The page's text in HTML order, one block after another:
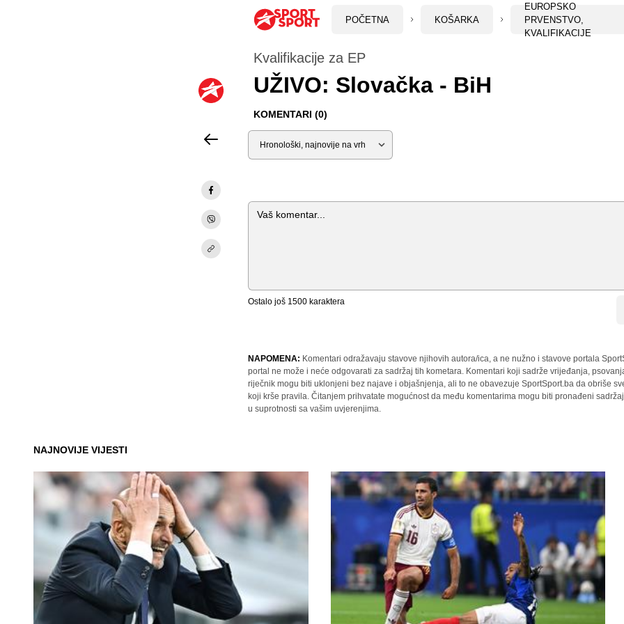
POČETNA KOŠARKA
EUROPSKO
PRVENSTVO,
KVALIFIKACIJE
Kvalifikacije za EP
UŽIVO: Slovačka - BiH
KOMENTARI (0)
Sortiraj
Komentar
Ostalo još 1500 karaktera
NAPOMENA: Komentari odražavaju stavove njihovih autora/ica, a ne nužno i stavove portala
portal ne može i neće odgovarati za sadržaj tih kometara. Komentari koji sadrže vrijeđanja,
riječnik mogu biti uklonjeni bez najave i objašnjenja, ali to ne obavezuje SportSport.ba da obriše
koji krše pravila. Čitanjem prihvatate mogućnost da među komentarima mogu biti pronađeni
u suprotnosti sa vašim uvjerenjima.
NAJNOVIJE VIJESTI